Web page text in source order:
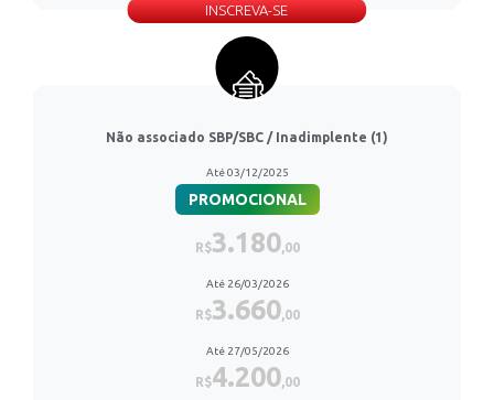
INSCREVA-SE
Não associado SBP/SBC / Inadimplente (1)
Até 03/12/2025
PROMOCIONAL
R$3.180,00
Até 26/03/2026
R$3.660,00
Até 27/05/2026
R$4.200,00